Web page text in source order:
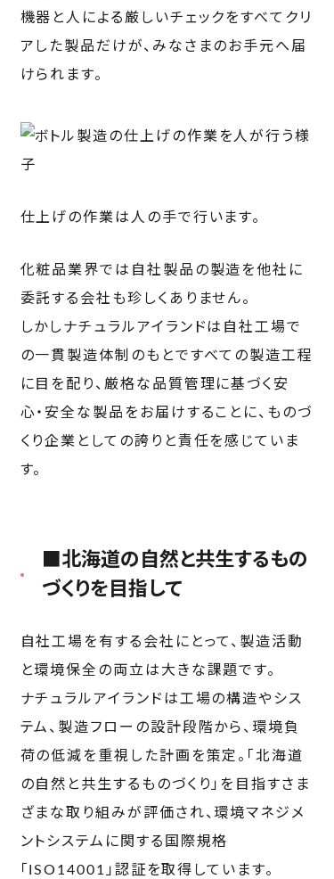
機器と人による厳しいチェックをすべてクリ
アした製品だけが、みなさまのお手元へ届
けられます。
仕上げの作業は人の手で行います。
化粧品業界では自社製品の製造を他社に
委託する会社も珍しくありません。
しかしナチュラルアイランドは自社工場で
の一貫製造体制のもとですべての製造工程
に目を配り、厳格な品質管理に基づく安
心・安全な製品をお届けすることに、ものづ
くり企業としての誇りと責任を感じていま
す。
■北海道の自然と共生するもの
づくりを目指して
自社工場を有する会社にとって、製造活動
と環境保全の両立は大きな課題です。
ナチュラルアイランドは工場の構造やシス
テム、製造フローの設計段階から、環境負
荷の低減を重視した計画を策定。「北海道
の自然と共生するものづくり」を目指すさま
ざまな取り組みが評価され、環境マネジメ
ントシステムに関する国際規格
「
ISO14001」認証を取得しています。